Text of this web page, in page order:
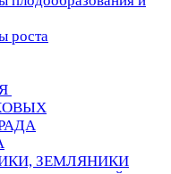
роста
ЗЕМЛЯНИКИ